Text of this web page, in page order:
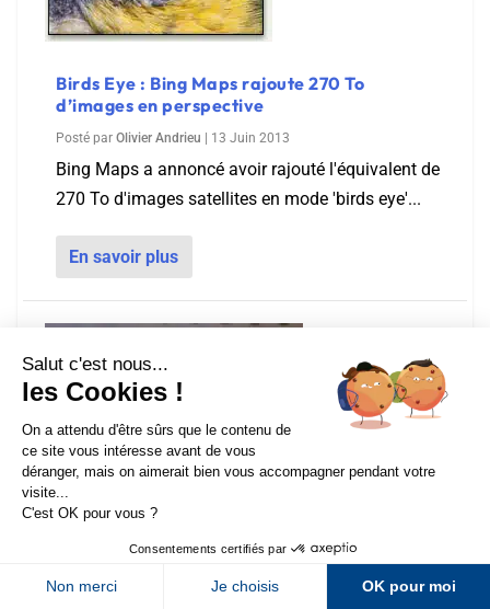
Sur LinkedIn Sur Youtube
Sur X Sur Facebook
Newsletter Abondance
Birds Eye : Bing Maps rajoute 270 To
d’images en perspective
Posté par Olivier Andrieu 13 Juin 2013
Bing Maps a annoncé avoir rajouté l'équivalent de
270 To d'images satellites en mode 'birds eye'...
En savoir plus